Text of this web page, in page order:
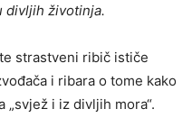
divljih životinja.
strastveni ribič ističe
i ribara o tome kako
i iz divljih mora“.